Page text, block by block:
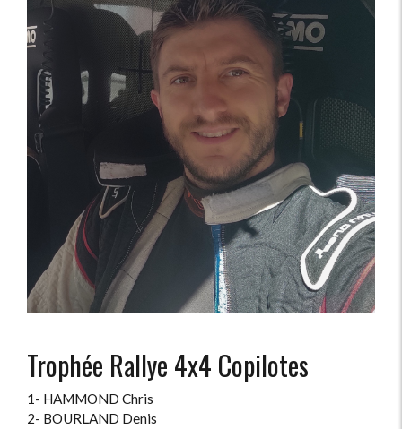
Trophée Rallye 4x4 Copilotes
1- HAMMOND Chris
2- BOURLAND Denis